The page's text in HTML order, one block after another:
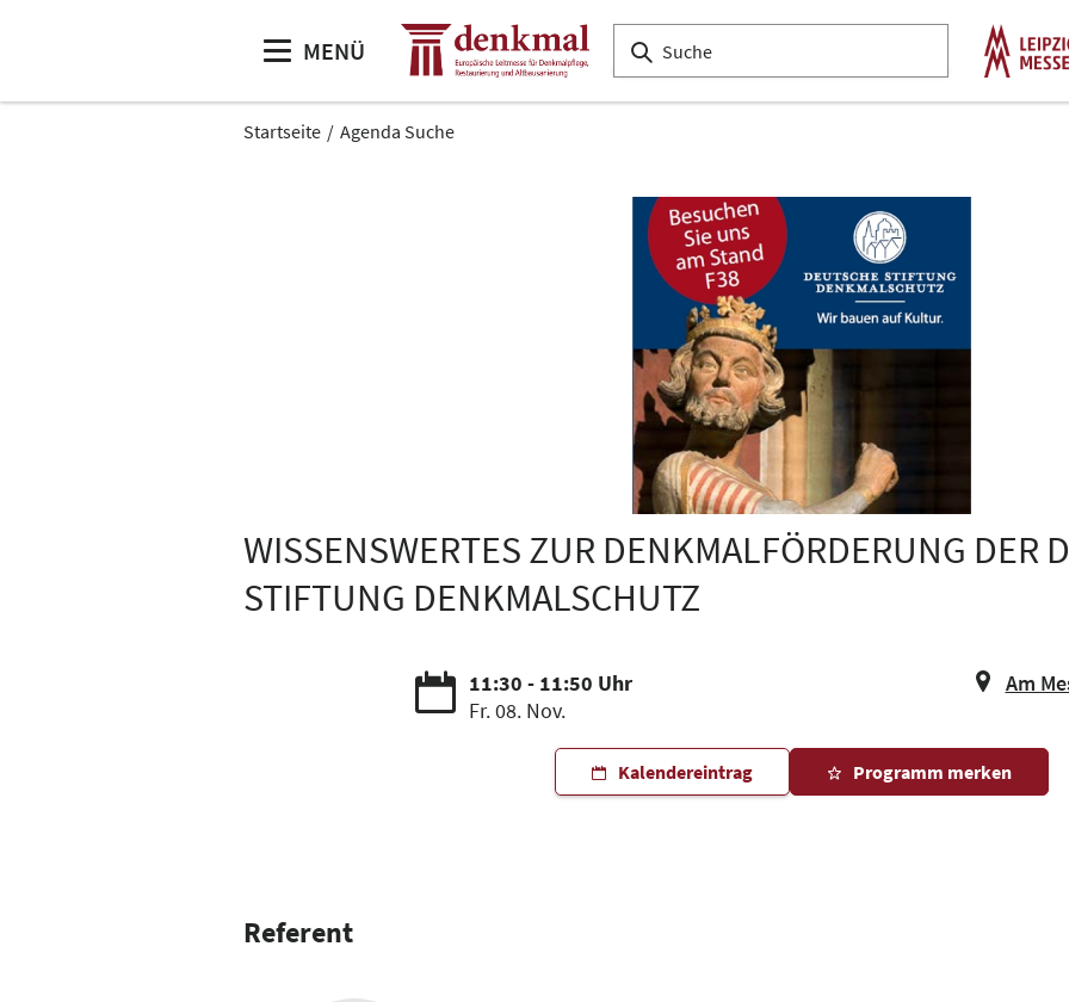
MENÜ
Startseite Agenda Suche
WISSENSWERTES ZUR DENKMALFÖRDERUNG DER
STIFTUNG DENKMALSCHUTZ
11:30 - 11:50 Uhr
Fr. 08. Nov.
Am
Kalendereintrag Programm merken
Referent